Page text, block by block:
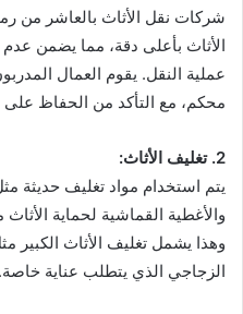
شركات نقل الأثاث بالعاشر من
الأثاث بأعلى دقة، مما يضمن
عملية النقل. يقوم العمال
محكم، مع التأكد من الحفاظ على
2. تغليف الأثاث:
يتم استخدام مواد تغليف حديثة
والأغطية القماشية لحماية
وهذا يشمل تغليف الأثاث الكبير
الزجاجي الذي يتطلب عناية خاصة.